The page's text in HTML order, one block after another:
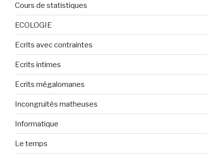
Cours de statistiques
ECOLOGIE
Ecrits avec contraintes
Ecrits intimes
Ecrits mégalomanes
Incongruités matheuses
Informatique
Le temps